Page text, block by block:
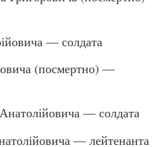
— солдата
(посмертно) —
— солдата
— лейтенанта